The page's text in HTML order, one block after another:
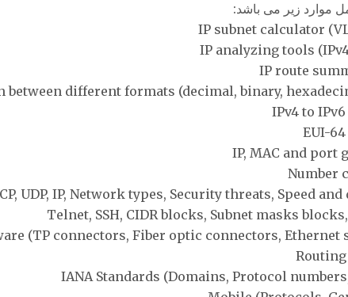
موارد زیر می باشد:
UDP, IP, Network types, Security threats, Speed and
Telnet, SSH, CIDR blocks, Subnet masks